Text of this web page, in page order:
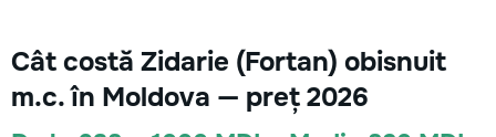
Cât costă Zidarie (Fortan) obisnuit
m.c. în Moldova — preț 2026